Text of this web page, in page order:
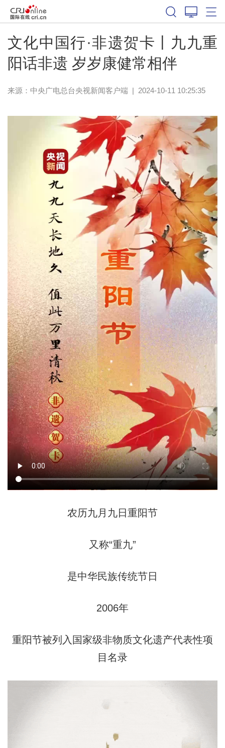
文化中国行·非遗贺卡丨九九重
阳话非遗 岁岁康健常相伴
来源： 中央广电总台央视新闻客户端 | 2024-10-11 10:25:35
农历九月九日重阳节
又称“重九”
是中华民族传统节日
2006年
重阳节被列入国家级非物质文化遗产代表性项
目名录